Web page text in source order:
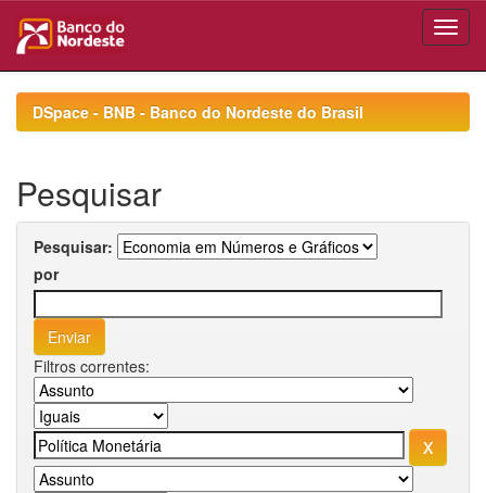
navigationDSpace - BNB - Banco do Nordeste do Brasil
Pesquisar
Pesquisar:
por
Filtros correntes: